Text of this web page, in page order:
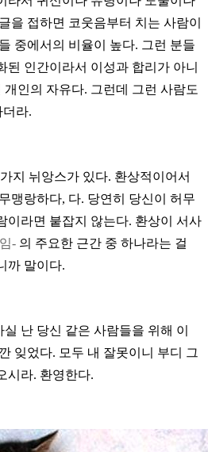
을 접하면 코웃음부터 치는 사람이
중에서의 비율이 높다. 그런 분들
된 인간이라서 이성과 합리가 아니
인의 자유다. 그런데 그런 사람도
라.
지 뉘앙스가 있다. 환상적이어서
맹랑하다, 다. 당연히 당신이 허무
이라면 붙잡지 않는다. 환상이 서사
- 의 주요한 근간 중 하나라는 걸
까 말이다.
난 당신 같은 사람들을 위해 이
잊었다. 모두 내 잘못이니 부디 그
시라. 환영한다.